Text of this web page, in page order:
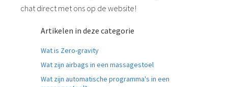
chat direct met ons op de website!
Artikelen in deze categorie
Wat is Zero-gravity
Wat zijn airbags in een massagestoel
Wat zijn automatische programma's in een